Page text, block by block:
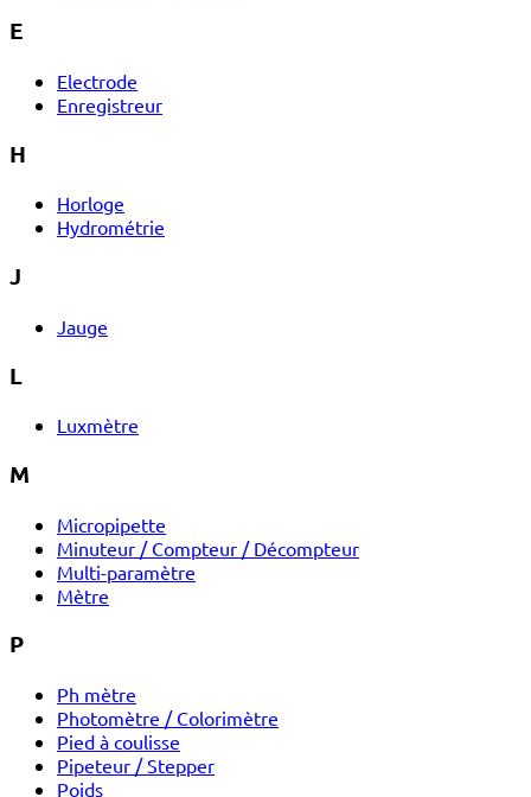
E
Electrode
Enregistreur
H
Horloge
Hydrométrie
J
Jauge
L
Luxmètre
M
Micropipette
Minuteur / Compteur / Décompteur
Multi-paramètre
Mètre
P
Ph mètre
Photomètre / Colorimètre
Pied à coulisse
Pipeteur / Stepper
Poids